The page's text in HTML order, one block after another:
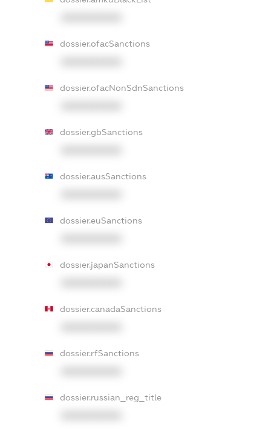
dossier.ofacSanctions
dossier.ofacNonSdnSanctions
dossier.gbSanctions
dossier.ausSanctions
dossier.euSanctions
dossier.japanSanctions
dossier.canadaSanctions
dossier.rfSanctions
dossier.russian_reg_title